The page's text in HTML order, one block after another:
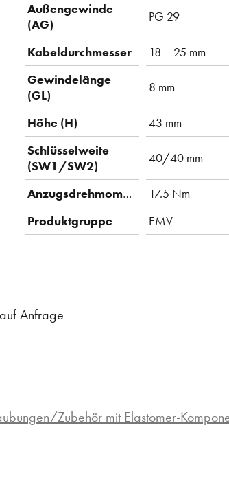
Außengewinde
(AG)
PG 29
Kabeldurchmesser
18 – 25 mm
Gewindelänge
(GL)
8 mm
Höhe (H)
43 mm
Schlüsselweite
(SW1/SW2)
40/40 mm
Anzugsdrehmoment
17.5 Nm
Produktgruppe
EMV
Anfrage
Zubehör mit Elastomer-